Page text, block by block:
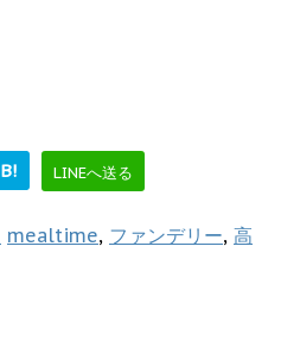
B! LINEへ送る
mealtime, ファンデリー, 高